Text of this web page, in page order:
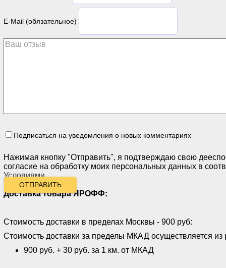
E-Mail (обязательное)
Подписаться на уведомления о новых комментариях
Нажимая кнопку "Отправить", я подтверждаю свою
согласие на обработку моих персональных данных в
Условиями.
ОТПРАВИТЬ
Доставка товара ЯРОФФ:
Стоимость доставки в пределах Москвы - 900 руб:
Стоимость доставки за пределы МКАД осуществляется из
900 руб. + 30 руб. за 1 км. от МКАД